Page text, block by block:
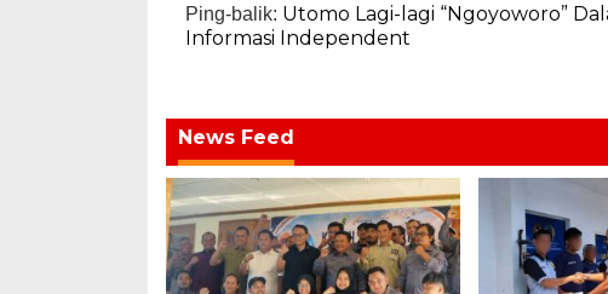
Ping-balik: Utomo Lagi-lagi “Ngoyoworo”
Informasi Independent
News Feed